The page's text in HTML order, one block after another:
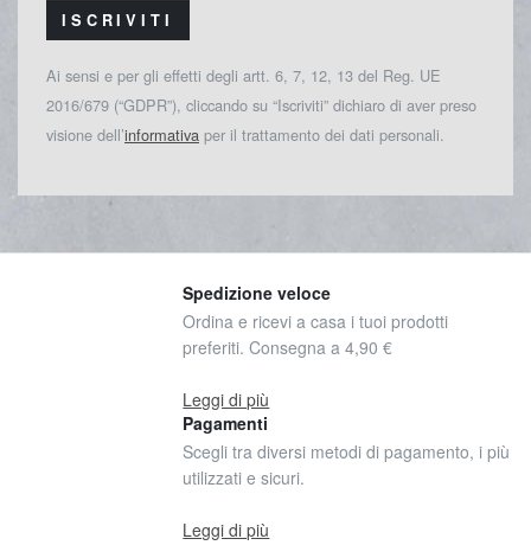
ISCRIVITI
Ai sensi e per gli effetti degli artt. 6, 7, 12, 13 del Reg. UE
2016/679 (“GDPR”), cliccando su “Iscriviti” dichiaro di aver preso
visione dell’informativa per il trattamento dei dati personali.
Spedizione veloce
Ordina e ricevi a casa i tuoi prodotti
preferiti. Consegna a 4,90 €
Leggi di più
Pagamenti
Scegli tra diversi metodi di pagamento, i più
utilizzati e sicuri.
Leggi di più